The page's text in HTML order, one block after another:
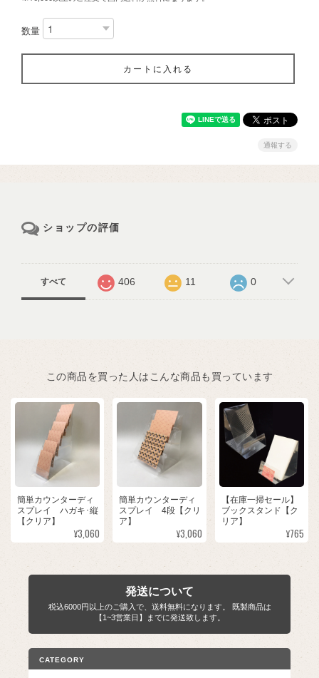
数量
カートに入れる
通報する
ショップの評価
すべて 406 11 0
この商品を買った人はこんな商品も買っています
簡単カウンターディ
スプレイ ハガキ･縦
【クリア】
¥3,060
簡単カウンターディ
スプレイ 4段【クリ
ア】
¥3,060
【在庫一掃セール】
ブックスタンド【ク
リア】
¥765
発送について
税込6000円以上のご購入で、送料無料になります。 既製商品は
【1~3営業日】までに発送致します。
CATEGORY